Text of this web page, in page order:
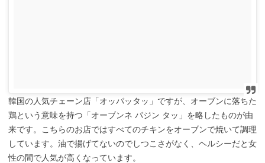
韓国の人気チェーン店「オッパッタッ」ですが、オーブンに落ちた
鶏という意味を持つ「オーブンネ パジン タッ」を略したものが由
来です。こちらのお店ではすべてのチキンをオーブンで焼いて調理
しています。油で揚げてないのでしつこさがなく、ヘルシーだと女
性の間で人気が高くなっています。